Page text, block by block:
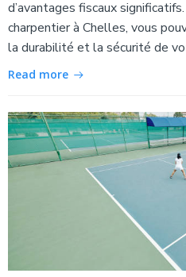
d’avantages fiscaux
charpentier à Chelles, vous
la durabilité et la sécurité de
Read more